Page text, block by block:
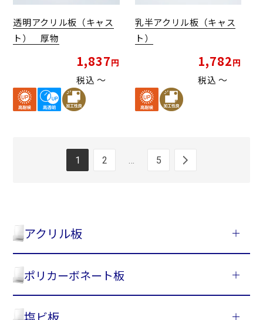
アクリル板
ポリカーボネート板
1 2 5
透明アクリル板（キャス
ト） 厚物
1,837
税込 〜
乳半アクリル板（キャス
ト）
1,782
税込 〜